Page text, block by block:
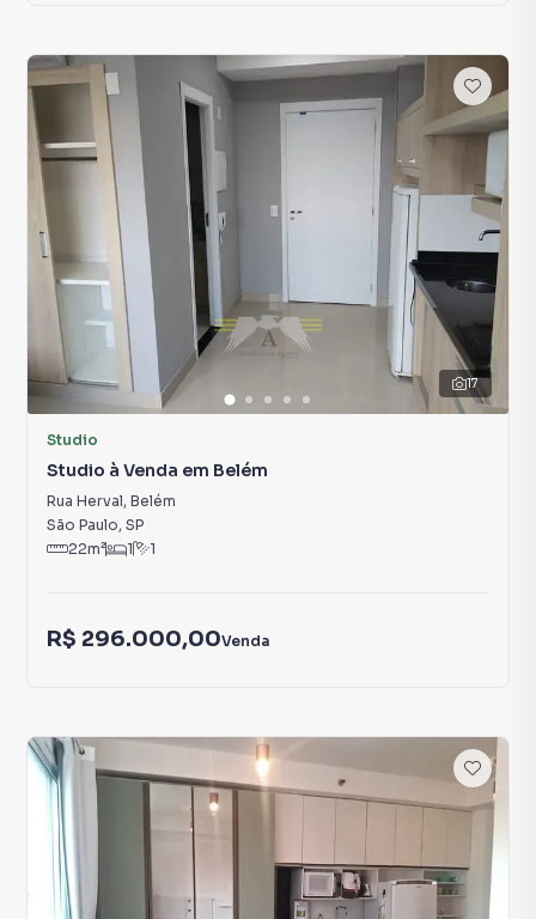
17
Studio
Studio à Venda em Belém
Rua Herval, Belém
São Paulo, SP
22m² 1 1
R$ 296.000,00Venda